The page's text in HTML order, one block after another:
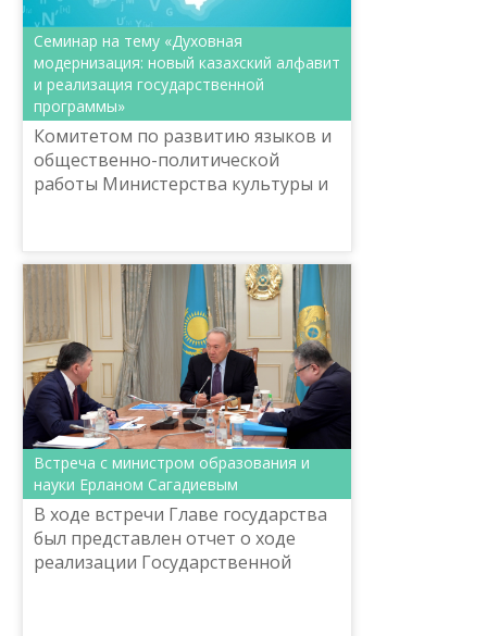
Семинар на тему «Духовная
модернизация: новый казахский алфавит
и реализация государственной
программы»
Комитетом по развитию языков и
общественно-политической
работы Министерства культуры и
центром развития языко...
Встреча с министром образования и
науки Ерланом Сагадиевым
В ходе встречи Главе государства
был представлен отчет о ходе
реализации Государственной